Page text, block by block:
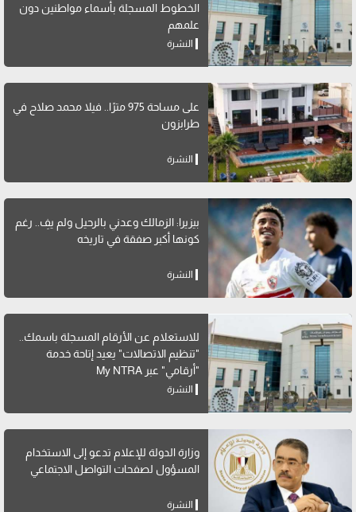
الخطوط المسجلة بأسماء مواطنين دون
علمهم
النشرة
على مساحة 975 مترًا.. فيلا محمد صلاح في
طرابزون
النشرة
بيزيرا: الزمالك وعدني بالرحيل ولم يفِ.. رغم
كونها أكبر صفقة في تاريخه
النشرة
للاستعلام عن الأرقام المسجلة باسمك..
"تنظيم الاتصالات" يعيد إتاحة خدمة
"أرقامي" عبر My NTRA
النشرة
وزارة الدولة للإعلام تدعو إلى الاستخدام
المسؤول لصفحات التواصل الاجتماعي
النشرة